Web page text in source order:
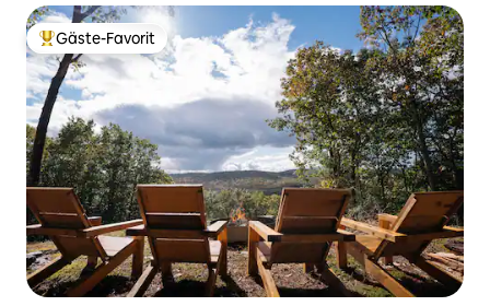
Beliebter Gäste-Favorit.
Gäste-Favorit